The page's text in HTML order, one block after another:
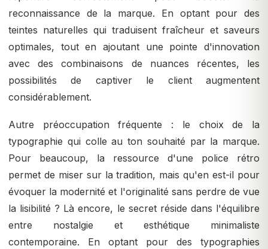
reconnaissance de la marque. En optant pour des
teintes naturelles qui traduisent fraîcheur et saveurs
optimales, tout en ajoutant une pointe d'innovation
avec des combinaisons de nuances récentes, les
possibilités de captiver le client augmentent
considérablement.
Autre préoccupation fréquente : le choix de la
typographie qui colle au ton souhaité par la marque.
Pour beaucoup, la ressource d'une police rétro
permet de miser sur la tradition, mais qu'en est-il pour
évoquer la modernité et l'originalité sans perdre de vue
la lisibilité ? Là encore, le secret réside dans l'équilibre
entre nostalgie et esthétique minimaliste
contemporaine. En optant pour des typographies